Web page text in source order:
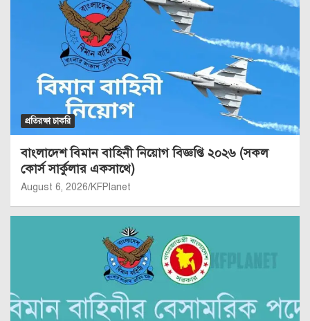
প্রতিরক্ষা চাকরি
বাংলাদেশ বিমান বাহিনী নিয়োগ বিজ্ঞপ্তি ২০২৬ (সকল
কোর্স সার্কুলার একসাথে)
August 6, 2026 KFPlanet